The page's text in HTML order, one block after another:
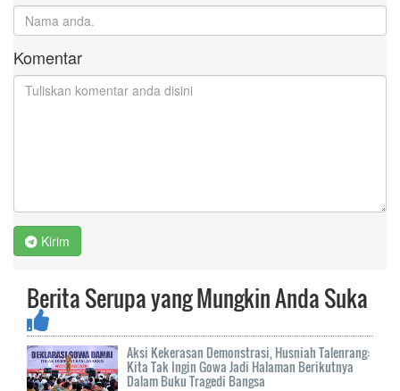
Komentar
Kirim
Berita Serupa yang Mungkin Anda Suka
Aksi Kekerasan Demonstrasi, Husniah Talenrang:
Kita Tak Ingin Gowa Jadi Halaman Berikutnya
Dalam Buku Tragedi Bangsa